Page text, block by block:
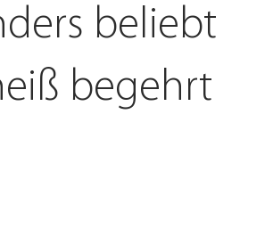
beliebt
begehrt